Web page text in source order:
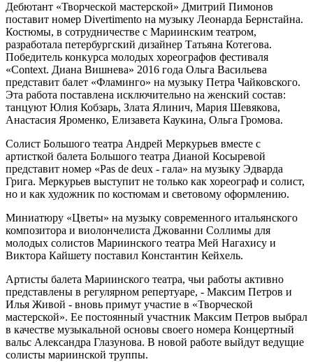
Дебютант «Творческой мастерской» Дмитрий Пимонов
поставит номер Divertimento на музыку Леонарда Бернстайна.
Костюмы, в сотрудничестве с Мариинским театром,
разработала петербургский дизайнер Татьяна Котегова.
Победитель конкурса молодых хореографов фестиваля
«Context. Диана Вишнева» 2016 года Ольга Васильева
представит балет «Фламинго» на музыку Петра Чайковского.
Эта работа поставлена исключительно на женский состав:
танцуют Юлия Кобзарь, Злата Ялинич, Мария Шевякова,
Анастасия Яроменко, Елизавета Каукина, Ольга Громова.
Солист Большого театра Андрей Меркурьев вместе с
артисткой балета Большого театра Дианой Косыревой
представит номер «Pas de deux - гала» на музыку Эдварда
Грига. Меркурьев выступит не только как хореограф и солист,
но и как художник по костюмам и световому оформлению.
Миниатюру «Цветы» на музыку современного итальянского
композитора и виолончелиста Джованни Соллимы для
молодых солистов Мариинского театра Мей Нагахису и
Виктора Кайшету поставил Константин Кейхель.
Артисты балета Мариинского театра, чьи работы активно
представлены в регулярном репертуаре, - Максим Петров и
Илья Живой - вновь примут участие в «Творческой
мастерской». Ее постоянный участник Максим Петров выбрал
в качестве музыкальной основы своего номера Концертный
вальс Александра Глазунова. В новой работе выйдут ведущие
солисты мариинской труппы.